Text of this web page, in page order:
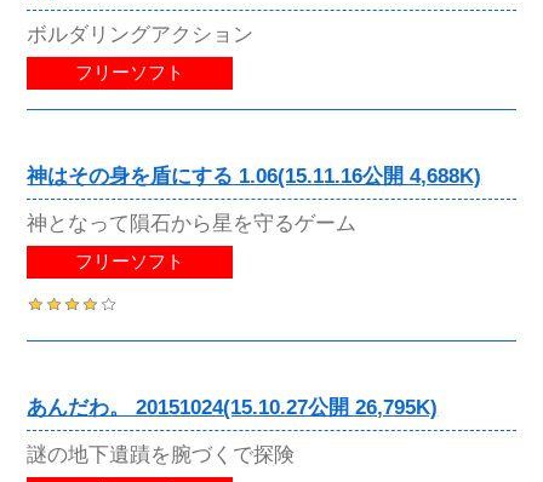
ボルダリングアクション
フリーソフト
神はその身を盾にする 1.06(15.11.16公開 4,688K)
神となって隕石から星を守るゲーム
フリーソフト
あんだわ。 20151024(15.10.27公開 26,795K)
謎の地下遺蹟を腕づくで探険